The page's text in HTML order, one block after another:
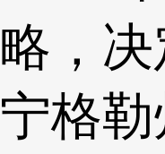
略，
宁格